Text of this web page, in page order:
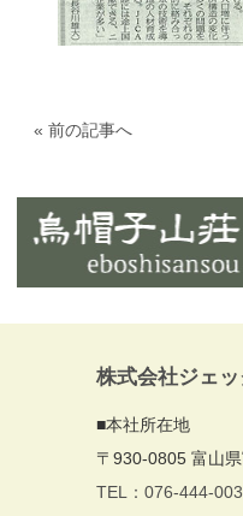
« 前の記事へ
株式会社ジェ
■本社所在地
〒930-0805 富山
TEL：076-444-